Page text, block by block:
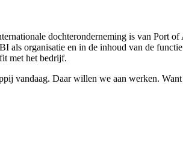
dochteronderneming is van Port
als organisatie en in de inhoud van de
met het bedrijf.
vandaag. Daar willen we aan werken.